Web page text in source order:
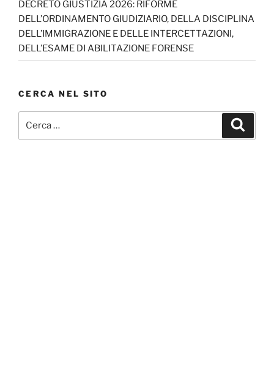
DECRETO GIUSTIZIA 2026: RIFORME
DELL’ORDINAMENTO GIUDIZIARIO, DELLA DISCIPLINA
DELL’IMMIGRAZIONE E DELLE INTERCETTAZIONI,
DELL’ESAME DI ABILITAZIONE FORENSE
CERCA NEL SITO